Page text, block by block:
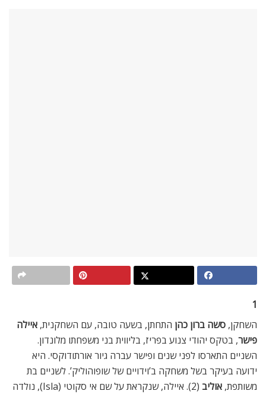
1
השחקן, סשה ברון כהן התחתן, בשעה טובה, עם השחקנית, איילה
פישר, בטקס יהודי צנוע בפריז, בליווית בני משפחתו מלונדון.
השניים התארסו לפני שנים ופישר עברה גיור אורתודוקסי. היא
ידועה בעיקר בשל משחקה ב’וידויים של שופוהוליק’. לשניים בת
משותפת, אוליב
(2). איילה, שנקראת על שם אי סקוטי (Isla), נולדה